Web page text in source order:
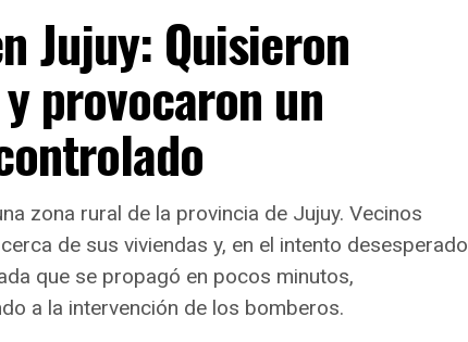
raciones alimentarias en lo que va
de niños, niñas, adolescentes y
y horarios de mayor demanda
, el13,2% sostiene la atención presencial
.
la mayor demanda se concentra durante el
Jujuy: Quisieron
provocaron un
zona rural de la provincia de Jujuy. Vecinos
de sus viviendas y, en el intento desesperado
que se propagó en pocos minutos,
a la intervención de los bomberos.